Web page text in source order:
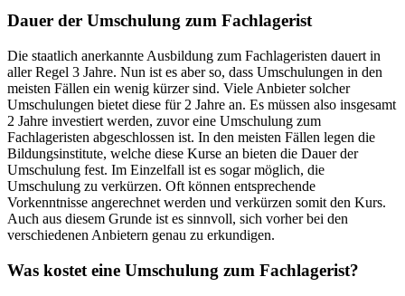
Dauer der Umschulung zum Fachlagerist
Die staatlich anerkannte Ausbildung zum Fachlageristen dauert in
aller Regel 3 Jahre. Nun ist es aber so, dass Umschulungen in den
meisten Fällen ein wenig kürzer sind. Viele Anbieter solcher
Umschulungen bietet diese für 2 Jahre an. Es müssen also insgesamt
2 Jahre investiert werden, zuvor eine Umschulung zum
Fachlageristen abgeschlossen ist. In den meisten Fällen legen die
Bildungsinstitute, welche diese Kurse an bieten die Dauer der
Umschulung fest. Im Einzelfall ist es sogar möglich, die
Umschulung zu verkürzen. Oft können entsprechende
Vorkenntnisse angerechnet werden und verkürzen somit den Kurs.
Auch aus diesem Grunde ist es sinnvoll, sich vorher bei den
verschiedenen Anbietern genau zu erkundigen.
Was kostet eine Umschulung zum Fachlagerist?